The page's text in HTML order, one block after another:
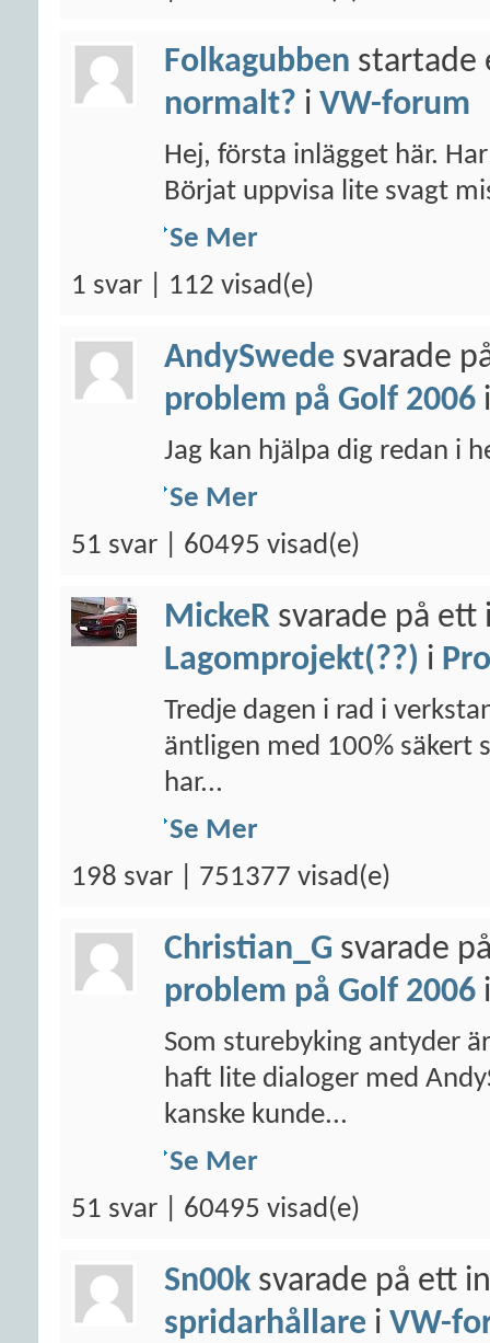
Folkagubben startade
normalt? i VW-forum
Hej, första inlägget här.
Börjat uppvisa lite svagt
Se Mer
1 svar | 112 visad(e)
AndySwede svarade
problem på Golf 2006
Jag kan hjälpa dig redan i
Se Mer
51 svar | 60495 visad(e)
MickeR svarade på ett
Lagomprojekt(??) i
Tredje dagen i rad i
äntligen med 100% säkert
har...
Se Mer
198 svar | 751377 visad(e)
Christian_G svarade
problem på Golf 2006
Som sturebyking antyder
haft lite dialoger med
kanske kunde...
Se Mer
51 svar | 60495 visad(e)
Sn00k svarade på ett
spridarhållare i VW-